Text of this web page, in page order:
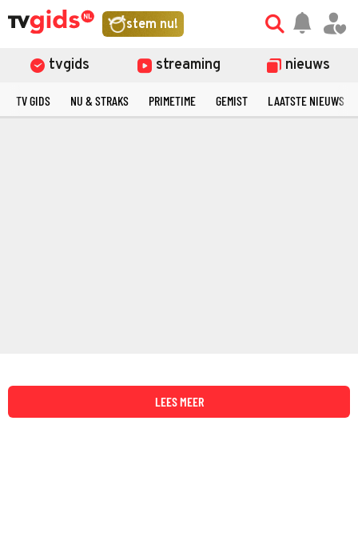
stem nu!
tvgids streaming nieuws
TV GIDS NU & STRAKS PRIMETIME GEMIST LAATSTE NIEUWS
LEES MEER